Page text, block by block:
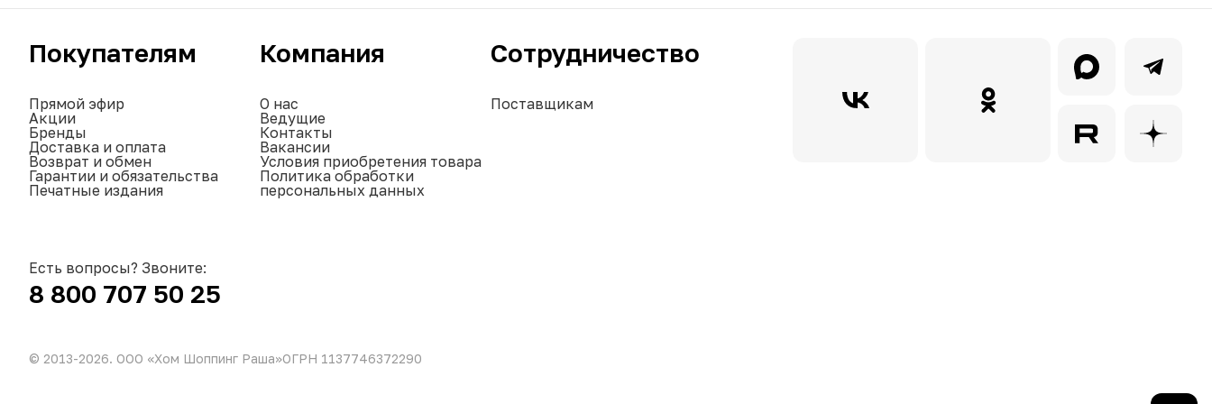
Покупателям
Прямой эфир
Акции
Бренды
Доставка и оплата
Возврат и обмен
Гарантии и обязательства
Печатные издания
Компания
О нас
Ведущие
Контакты
Вакансии
Условия приобретения товара
Политика обработки
персональных данных
Сотрудничество
Поставщикам
Есть вопросы? Звоните:
8 800 707 50 25
© 2013-2026. ООО «Хом Шоппинг Раша»ОГРН 1137746372290